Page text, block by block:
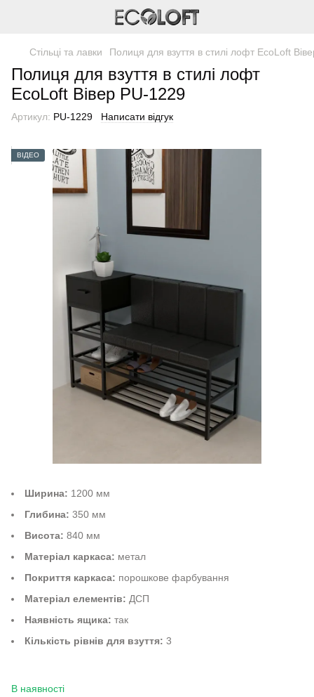
Стільці та лавки Полиця для взуття в стилі лофт EcoLoft
Полиця для взуття в стилі лофт
EcoLoft Вівер PU-1229
Артикул: PU-1229 Написати відгук
ВІДЕО
Ширина: 1200 мм
Глибина: 350 мм
Висота: 840 мм
Матеріал каркаса: метал
Покриття каркаса: порошкове фарбування
Матеріал елементів: ДСП
Наявність ящика: так
Кількість рівнів для взуття: 3
В наявності